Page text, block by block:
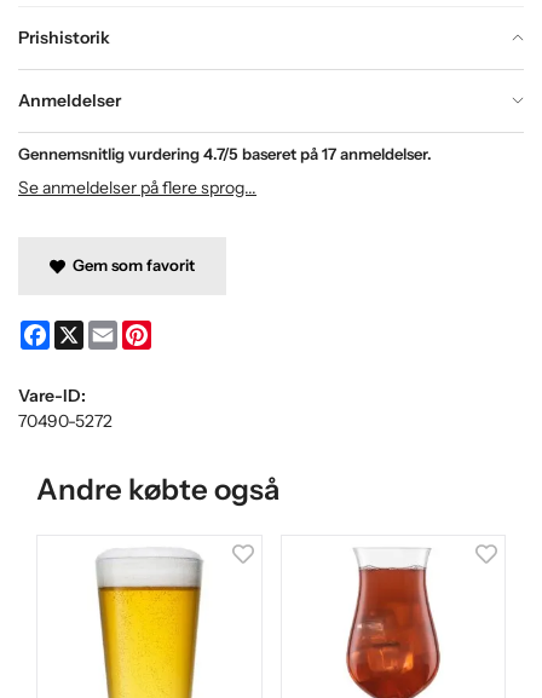
Prishistorik
Anmeldelser
Gennemsnitlig vurdering4.7/5 baseret på17anmeldelser.
Se anmeldelser på flere sprog...
Gem som favorit
Facebook
X Email
Vare-ID:
70490-5272
Andre købte også